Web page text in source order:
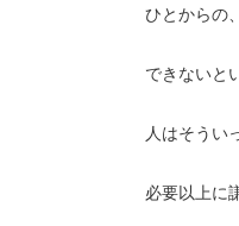
ひとからの
できないと
人はそうい
必要以上に